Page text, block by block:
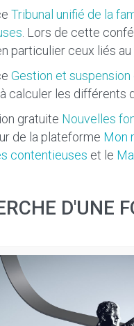
Tribunal unifié de la
. Lors de cette
particulier ceux liés
Gestion et
calculer les différents
gratuite Nouvelles
de la plateforme Mon
contentieuses et le
D'UNE